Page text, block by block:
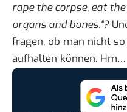
rape the corpse, eat
organs and bones.“?
fragen, ob man nicht
aufhalten können. Hm…